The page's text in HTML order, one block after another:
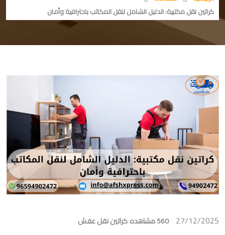
كراتين نقل مكتبية: الدليل الشامل لنقل المكاتب باحترافية وأمان
27/12/2025 560 مشاهده كراتين نقل عفش